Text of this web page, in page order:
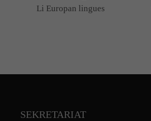
Li Europan lingues
SEKRETARIAT